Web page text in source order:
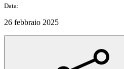
Data:
26 febbraio 2025